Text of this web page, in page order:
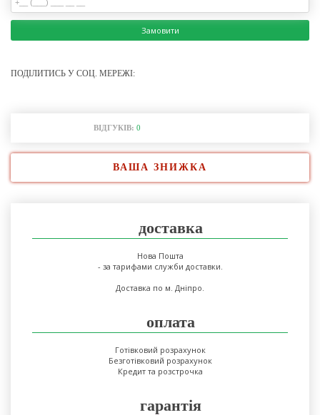
Замовити
ПОДІЛИТИСЬ У СОЦ. МЕРЕЖІ:
ВІДГУКІВ: 0
ВАША ЗНИЖКА
доставка
Нова Пошта
- за тарифами служби доставки.
Доставка по м. Дніпро.
оплата
Готівковий розрахунок
Безготівковий розрахунок
Кредит та розстрочка
гарантія